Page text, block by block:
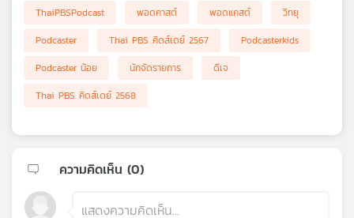
แผนที่
เครือ
ThaiPBSPodcast
พอดคาสต์ พอดแคสต์
วิทยุ
Podcaster
Thai PBS คิดส์เดย์ 2567
Podcasterkids
Podcaster น้อย
นักจัดรายการ
ดีเจ
Thai PBS คิดส์เดย์ 2568
ความคิดเห็น (0)